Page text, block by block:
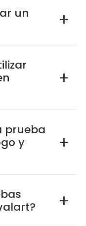
a
un
a
a
prueba
y
a